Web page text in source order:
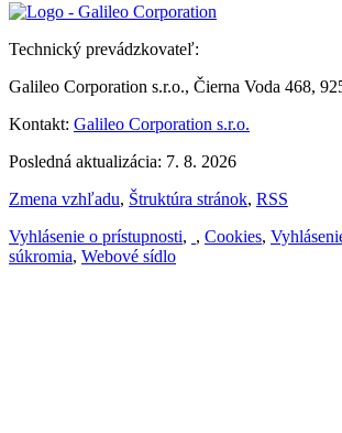
Technický prevádzkovateľ:
Galileo Corporation s.r.o., Čierna Voda 468,
Kontakt: Galileo Corporation s.r.o.
Posledná aktualizácia: 7. 8. 2026
Zmena vzhľadu, Štruktúra stránok, RSS
Vyhlásenie o prístupnosti, , Cookies,
súkromia, Webové sídlo